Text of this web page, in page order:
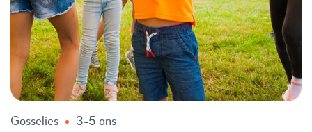
Gosselies 3-5 ans